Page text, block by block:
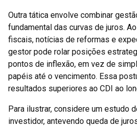
Outra tática envolve combinar
fundamental das curvas de juros.
fiscais, notícias de reformas e
gestor pode rolar posições
pontos de inflexão, em vez de
papéis até o vencimento. Essa
resultados superiores ao CDI ao
Para ilustrar, considere um estudo
investidor, antevendo queda de